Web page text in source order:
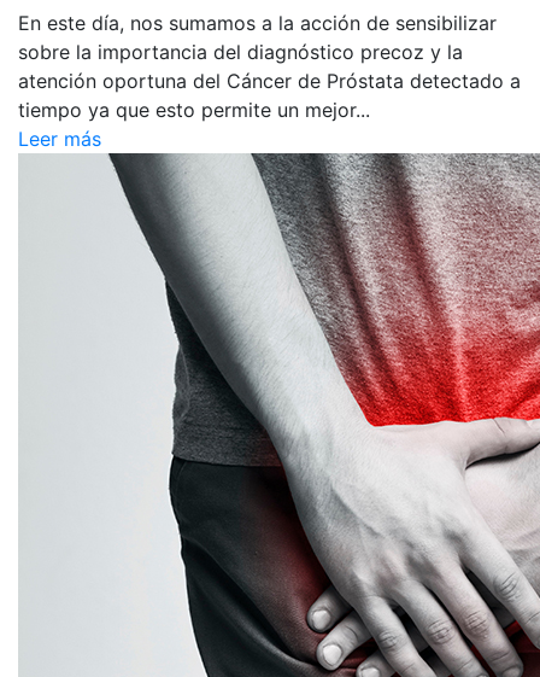
En este día, nos sumamos a la acción de sensibilizar
sobre la importancia del diagnóstico precoz y la
atención oportuna del Cáncer de Próstata detectado a
tiempo ya que esto permite un mejor...
Leer más